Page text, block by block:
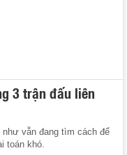
3 trận đấu liên
như vẫn đang tìm cách để
toán khó.